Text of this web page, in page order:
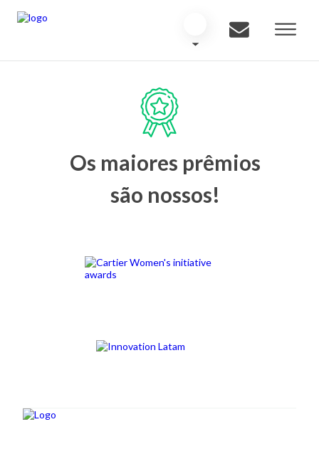
Os maiores prêmios
são nossos!